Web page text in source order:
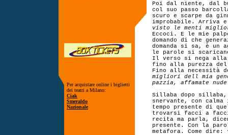
Per acquistare online i biglietti
dei teatri a Milano:
Ciak
Smeraldo
Nazionale
Poi dal niente, dal
col suo passo
scuro e scarpe da
improbabile. Arriva
visto le menti
Eccoci. E le mie
domando di che
domanda si sa, è un
le parole si
Il verso si nega alla
fino alla purezza
Fino alla necessità
migliori dell mia
pazzia, affamate
Sillaba dopo sillaba,
snervante, con
tempo presente di
trovarsi facci a
recita ma parla,
presente. Con la
metafora. Come